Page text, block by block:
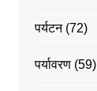
पर्यटन(72)
पर्यावरण(59)